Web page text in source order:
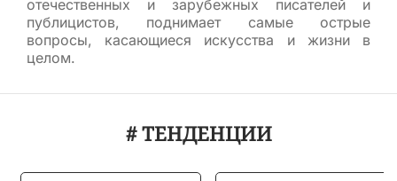
отечественных и зарубежных писателей и
публицистов, поднимает самые острые
вопросы, касающиеся искусства и жизни в
целом.
# ТЕНДЕНЦИИ